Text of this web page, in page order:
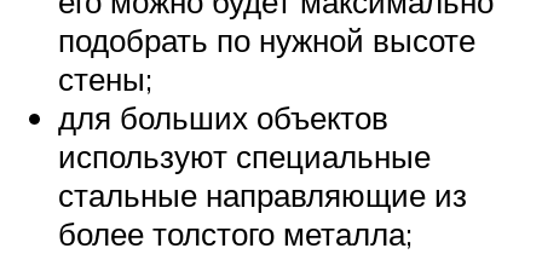
подобрать по нужной высоте
стены;
для больших объектов
используют специальные
стальные направляющие из
более толстого металла;